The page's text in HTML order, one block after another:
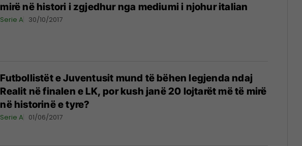
mirë në histori i zgjedhur nga mediumi i njohur italian
Serie A 30/10/2017
Futbollistët e Juventusit mund të bëhen legjenda ndaj
Realit në finalen e LK, por kush janë 20 lojtarët më të mirë
në historinë e tyre?
Serie A 01/06/2017